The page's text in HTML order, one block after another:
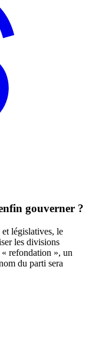
gouverner ?
législatives, le
les divisions
« refondation », un
du parti sera